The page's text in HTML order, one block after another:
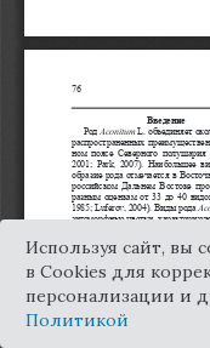
Используя сайт, вы
в Cookies для
персонализации и
Политикой